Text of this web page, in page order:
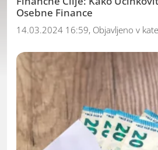
Osebne Finance
14.03.2024 16:59, Objavljeno v